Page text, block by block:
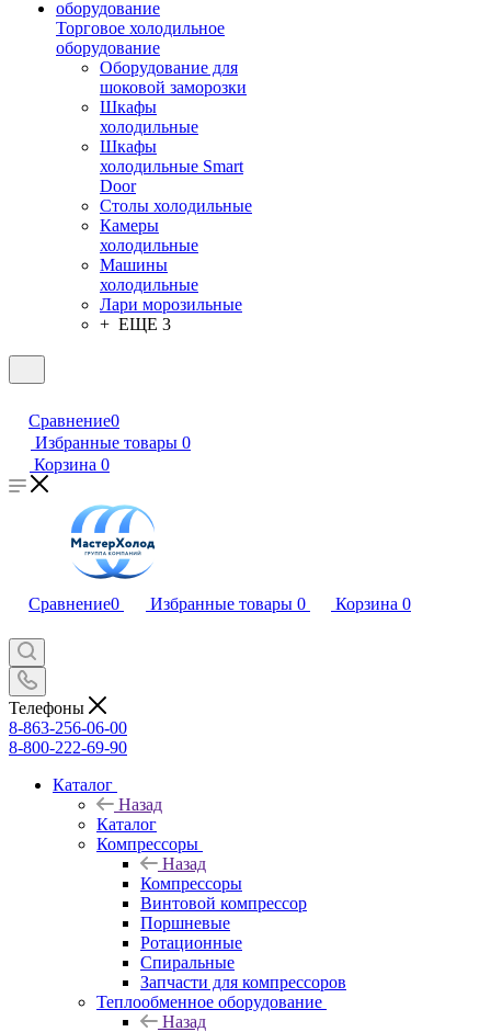
Торговое холодильное
оборудование
Оборудование для
шоковой заморозки
Шкафы
холодильные
Шкафы
холодильные Smart
Door
Столы холодильные
Камеры
холодильные
Машины
холодильные
Лари морозильные
+ ЕЩЕ 3
Сравнение0
Избранные товары 0
Корзина 0
Сравнение0 Избранные товары 0 Корзина 0
Телефоны
8-863-256-06-00
8-800-222-69-90
Каталог
Назад
Каталог
Компрессоры
Назад
Компрессоры
Винтовой компрессор
Поршневые
Ротационные
Спиральные
Запчасти для компрессоров
Теплообменное оборудование
Назад